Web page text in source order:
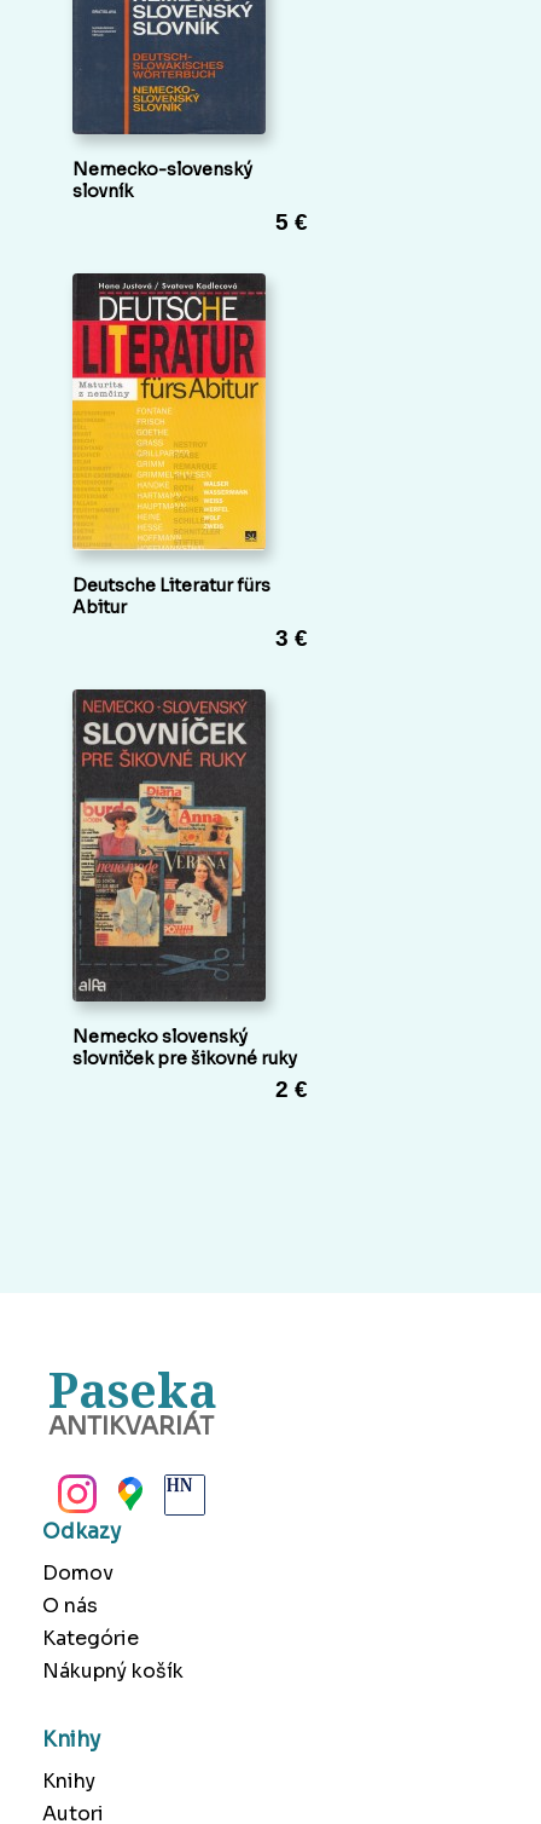
Nemecko-slovenský
slovník
5 €
Deutsche Literatur fürs
Abitur
3 €
Nemecko slovenský
slovniček pre šikovné ruky
2 €
Paseka
ANTIKVARIÁT
Odkazy
Domov
O nás
Kategórie
Nákupný košík
Knihy
Knihy
Autori